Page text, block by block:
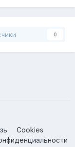
0
Cookies